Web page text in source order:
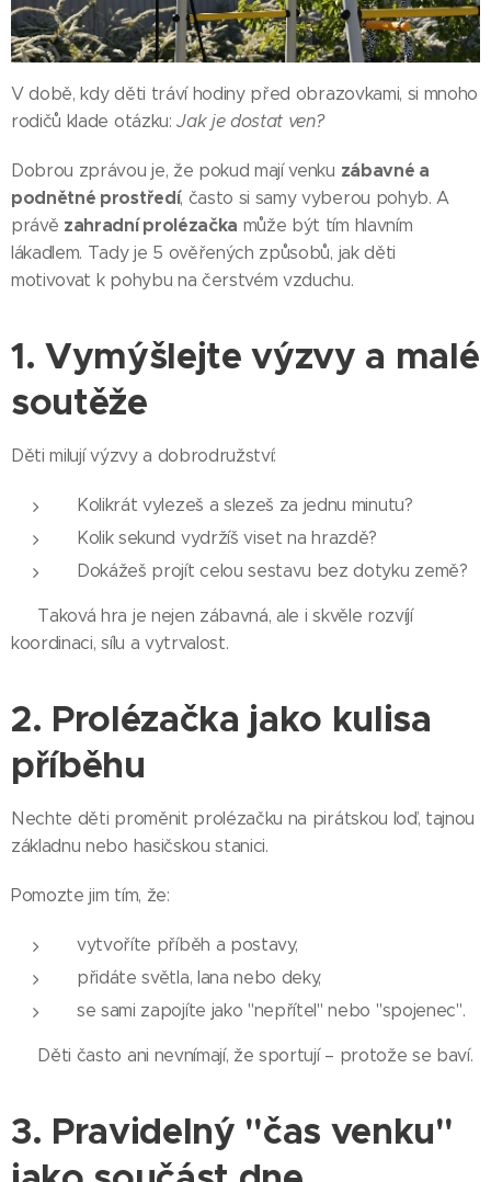
V době, kdy děti tráví hodiny před obrazovkami, si mnoho
rodičů klade otázku:Jak je dostat ven?
Dobrou zprávou je, že pokud mají venku zábavné a
podnětné prostředí, často si samy vyberou pohyb. A
právě zahradní prolézačka může být tím hlavním
lákadlem. Tady je 5 ověřených způsobů, jak děti
motivovat k pohybu na čerstvém vzduchu.
1. Vymýšlejte výzvy a malé
soutěže
Děti milují výzvy a dobrodružství:
Kolikrát vylezeš a slezeš za jednu minutu?
Kolik sekund vydržíš viset na hrazdě?
Dokážeš projít celou sestavu bez dotyku země?
🎯 Taková hra je nejen zábavná, ale i skvěle rozvíjí
koordinaci, sílu a vytrvalost.
2. Prolézačka jako kulisa
příběhu
Nechte děti proměnit prolézačku na pirátskou loď, tajnou
základnu nebo hasičskou stanici.
Pomozte jim tím, že:
vytvoříte příběh a postavy,
přidáte světla, lana nebo deky,
se sami zapojíte jako "nepřítel" nebo "spojenec".
💡 Děti často ani nevnímají, že sportují – protože se baví.
3. Pravidelný "čas venku"